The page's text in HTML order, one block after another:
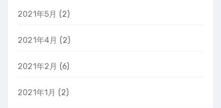
2021年5月 (2)
2021年4月 (2)
2021年2月 (6)
2021年1月 (2)